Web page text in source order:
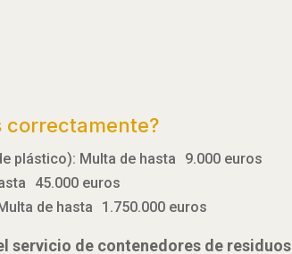
correctamente?
plástico): Multa de hasta 9.000 euros
45.000 euros
de hasta 1.750.000 euros
servicio de contenedores de residuos